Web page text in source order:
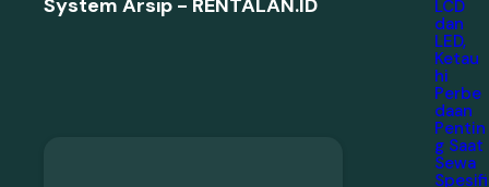
System Arsip - RENTALAN.ID
LCD
dan
LED,
Ketau
hi
Perbe
daan
Pentin
g Saat
Sewa
Spesifi